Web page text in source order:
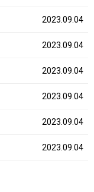
2023.09.04
2023.09.04
2023.09.04
2023.09.04
2023.09.04
2023.09.04